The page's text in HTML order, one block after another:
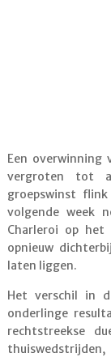
Een overwinning
vergroten tot
groepswinst
volgende week
Charleroi op
opnieuw
laten liggen.
Het verschil in
onderlinge
rechtstreekse